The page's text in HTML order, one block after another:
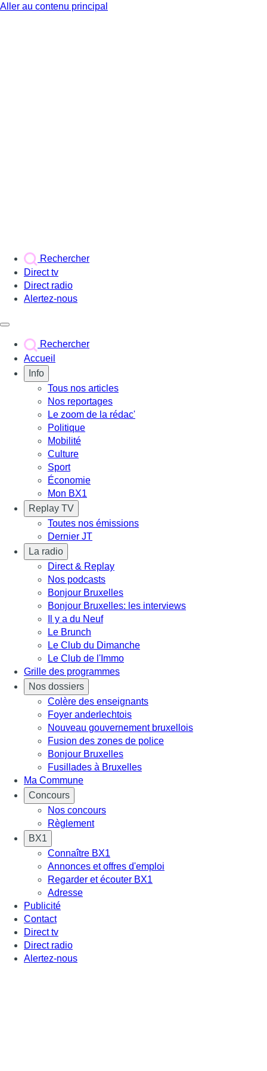
Aller au contenu principal
Rechercher
Direct tv
Direct radio
Alertez-nous
Rechercher
Accueil
Info
Tous nos articles
Nos reportages
Le zoom de la rédac'
Politique
Mobilité
Culture
Sport
Économie
Mon BX1
Replay TV
Toutes nos émissions
Dernier JT
La radio
Direct & Replay
Nos podcasts
Bonjour Bruxelles
Bonjour Bruxelles: les interviews
Il y a du Neuf
Le Brunch
Le Club du Dimanche
Le Club de l'Immo
Grille des programmes
Nos dossiers
Colère des enseignants
Foyer anderlechtois
Nouveau gouvernement bruxellois
Fusion des zones de police
Bonjour Bruxelles
Fusillades à Bruxelles
Ma Commune
Concours
Nos concours
Règlement
BX1
Connaître BX1
Annonces et offres d'emploi
Regarder et écouter BX1
Adresse
Publicité
Contact
Direct tv
Direct radio
Alertez-nous